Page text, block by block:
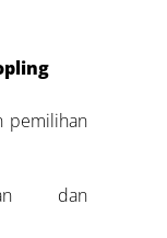
pemilihan
dan